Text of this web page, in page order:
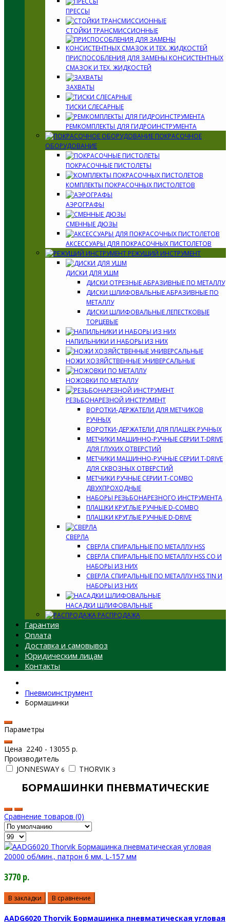
ПРЕССЫ
СТОЙКИ ТРАНСМИССИОННЫЕ
ПРИСПОСОБЛЕНИЯ ДЛЯ ЗАМЕНЫ КОНСИСТЕНТНЫХ
СМАЗОК И ТЕХ. ЖИДКОСТЕЙ
ЗАХВАТЫ
ТИСКИ СЛЕСАРНЫЕ
РЕМКОМПЛЕКТЫ ДЛЯ ГИДРОИНСТРУМЕНТА
ПОКРАСОЧНОЕ
ОБОРУДОВАНИЕ
ПОКРАСОЧНЫЕ ПИСТОЛЕТЫ
КОМПЛЕКТЫ ПОКРАСОЧНЫХ ПИСТОЛЕТОВ
АЭРОГРАФЫ
СМЕННЫЕ ДЮЗЫ
АКСЕССУАРЫ ДЛЯ ПОКРАСОЧНЫХ ПИСТОЛЕТОВ
РЕЖУЩИЙ ИНСТРУМЕНТ
ДИСКИ ДЛЯ УШМ
ДИСКИ ОТРЕЗНЫЕ АБРАЗИВНЫЕ ПО МЕТАЛЛУ
ДИСКИ ШЛИФОВАЛЬНЫЕ АБРАЗИВНЫЕ ПО
МЕТАЛЛУ
ДИСКИ ШЛИФОВАЛЬНЫЕ ЛЕПЕСТКОВЫЕ
ТОРЦЕВЫЕ
НАПИЛЬНИКИ И НАБОРЫ ИЗ НИХ
НОЖИ ХОЗЯЙСТВЕННЫЕ УНИВЕРСАЛЬНЫЕ
НОЖОВКИ ПО МЕТАЛЛУ
РЕЗЬБОНАРЕЗНОЙ ИНСТРУМЕНТ
ВОРОТКИ-ДЕРЖАТЕЛИ ДЛЯ МЕТЧИКОВ
РУЧНЫХ
ВОРОТКИ-ДЕРЖАТЕЛИ ДЛЯ ПЛАШЕК РУЧНЫХ
МЕТЧИКИ МАШИННО-РУЧНЫЕ СЕРИИ T-DRIVE
ДЛЯ ГЛУХИХ ОТВЕРСТИЙ
МЕТЧИКИ МАШИННО-РУЧНЫЕ СЕРИИ T-DRIVE
ДЛЯ СКВОЗНЫХ ОТВЕРСТИЙ
МЕТЧИКИ РУЧНЫЕ СЕРИИ T-COMBO
ДВУХПРОХОДНЫЕ
НАБОРЫ РЕЗЬБОНАРЕЗНОГО ИНСТРУМЕНТА
ПЛАШКИ КРУГЛЫЕ РУЧНЫЕ D-COMBO
ПЛАШКИ КРУГЛЫЕ РУЧНЫЕ D-DRIVE
СВЕРЛА
СВЕРЛА СПИРАЛЬНЫЕ ПО МЕТАЛЛУ HSS
СВЕРЛА СПИРАЛЬНЫЕ ПО МЕТАЛЛУ HSS CO И
НАБОРЫ ИЗ НИХ
СВЕРЛА СПИРАЛЬНЫЕ ПО МЕТАЛЛУ HSS TIN И
НАБОРЫ ИЗ НИХ
НАСАДКИ ШЛИФОВАЛЬНЫЕ
РАСПРОДАЖА
Гарантия
Оплата
Доставка и самовывоз
Юридическим лицам
Контакты
Пневмоинструмент
Бормашинки
Параметры
Цена 2240 - 13055 р.
Производитель
JONNESWAY 6 THORVIK 3
БОРМАШИНКИ ПНЕВМАТИЧЕСКИЕ
Сравнение товаров (0)
3770 р.
В закладки В сравнение
AADG6020 Thorvik Бормашинка пневматическая угловая